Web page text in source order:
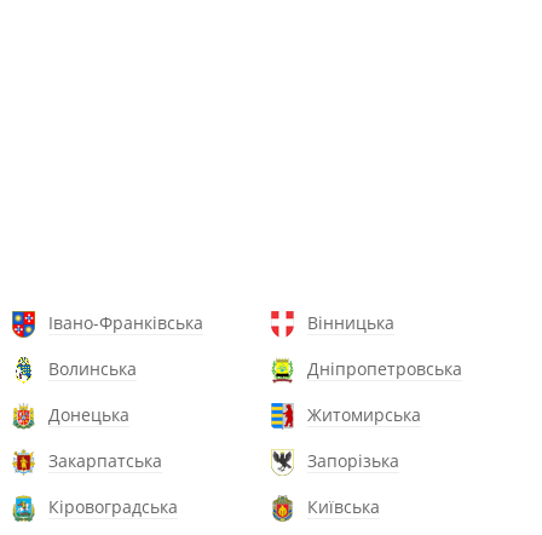
Івано-Франківська
Вінницька
Волинська
Дніпропетровська
Донецька
Житомирська
Закарпатська
Запорізька
Кіровоградська
Київська